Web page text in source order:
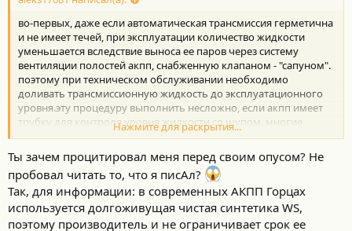
во-первых, даже если автоматическая трансмиссия герметична
и не имеет течей, при эксплуатации количество жидкости
уменьшается вследствие выноса ее паров через систему
вентиляции полостей акпп, снабженную клапаном - "сапуном".
поэтому при техническом обслуживании необходимо
доливать трансмиссионную жидкость до эксплуатационного
уровня.эту процедуру выполнить несложно, если акпп имеет
трубку для контроля уровня жидкости со щупом. многие
современные коробки щупом не оборудуются. это особенно
характерно для европейских производителей, настойчиво
пытающихся отстранить неумелого автовладельца (а таковых
у них, видимо, большинство) от обслуживания личной
техники.
во-вторых, при длительной эксплуатации трансмиссионная
жидкость рано или поздно утрачивает физико-химические
Нажмите для раскрытия...
Ты зачем процитировал меня перед своим опусом? Не
пробовал читать то, что я писАл?
Так, для информации: в современных АКПП Горцах
используется долгоживущая чистая синтетика WS,
поэтому производитель и не ограничивает срок ее